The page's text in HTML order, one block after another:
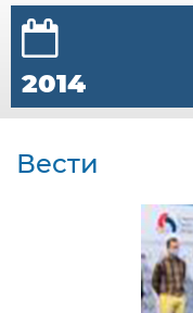
2014
Вести